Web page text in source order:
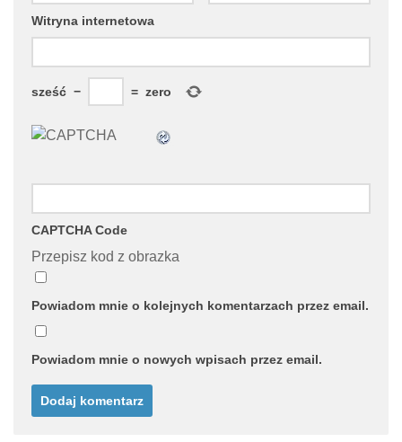
Witryna internetowa
sześć − = zero
CAPTCHA Code
Przepisz kod z obrazka
Powiadom mnie o kolejnych komentarzach przez email.
Powiadom mnie o nowych wpisach przez email.